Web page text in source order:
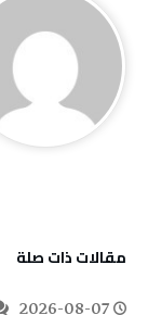
‫مقالات ذات صلة‬
2026-08-07